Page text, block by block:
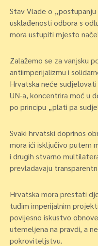
Stav Vlade o
usklađenosti odbora s
mora ustupiti mjesto
Zalažemo se za vanjsku
antiimperijalizmu i
Hrvatska neće
UN-a, koncentrira moć u
po principu „plati pa
Svaki hrvatski doprinos
mora ići isključivo putem
i drugih stvarno
prevladavaju
Hrvatska mora prestati
tuđim imperijalnim
povijesno iskustvo
utemeljena na pravdi, a
pokroviteljstvu.